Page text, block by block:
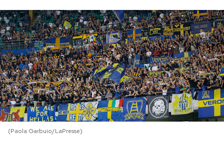
Sport
Mondiali calcio 2026
PODCAST
NEWSLETTER
I MIEI PREFERITI
(Paola Garbuio/LaPresse)